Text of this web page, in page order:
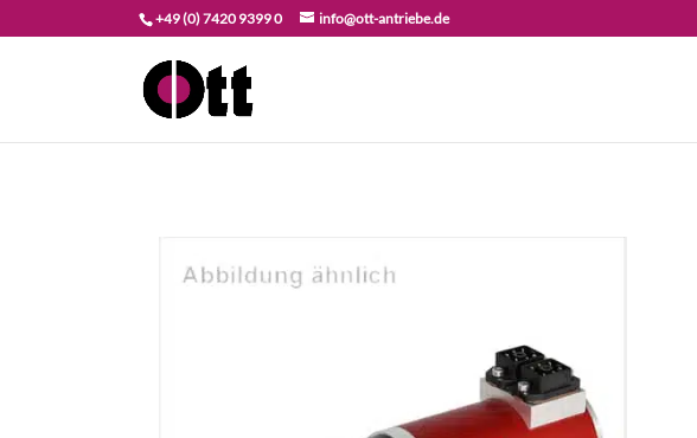
+49 (0) 7420 9399 0 info@ott-antriebe.de